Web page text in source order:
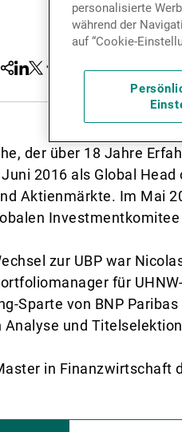
Teilen
Linkedin
Twitter
Facebook
der über 18 Jahre
2016 als Global
Aktienmärkte. Im Mai
Investmentkomitee
zur UBP war
für
Sparte von BNP
und
in Finanzwirtschaft
personalisierte
während der
auf “Cookie-